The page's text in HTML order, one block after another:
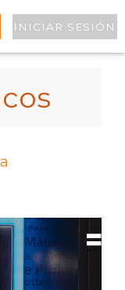
INICIAR SESIÓN